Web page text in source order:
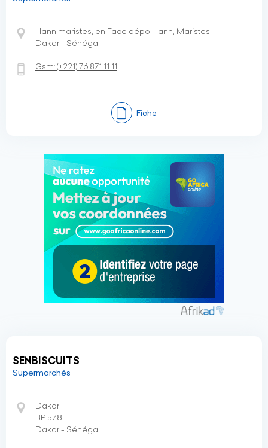
Hann maristes, en Face dépo Hann, Maristes
Dakar - Sénégal
Gsm:(+221)76 871 11 11
Fiche
SENBISCUITS
Supermarchés
Dakar
BP 578
Dakar - Sénégal